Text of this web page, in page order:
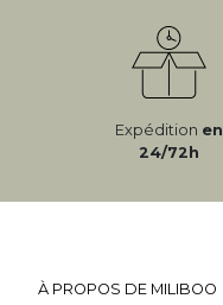
Expédition en
24/72h
À PROPOS DE MILIBOO